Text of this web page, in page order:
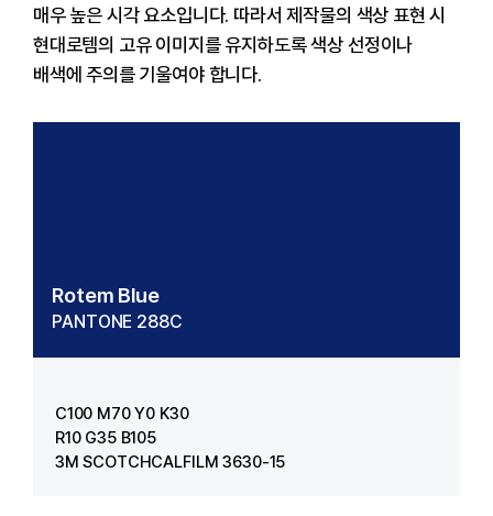
매우 높은 시각 요소입니다. 따라서 제작물의 색상 표현 시
현대로템의 고유 이미지를 유지하도록 색상 선정이나
배색에 주의를 기울여야 합니다.
Rotem Blue
PANTONE 288C
C100 M70 Y0 K30
R10 G35 B105
3M SCOTCHCALFILM 3630-15